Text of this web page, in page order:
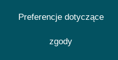
Preferencje dotyczące
zgody